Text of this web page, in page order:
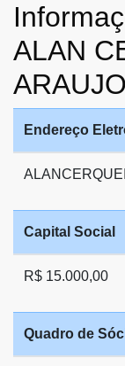
ALAN
Endereço
Capital Social
R$ 15.000,00
Quadro de